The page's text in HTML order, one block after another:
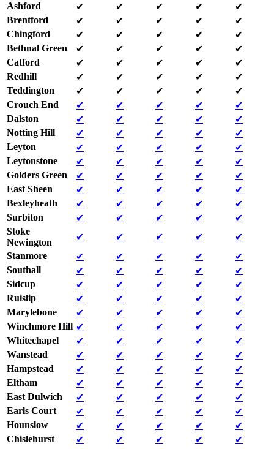
Ashford
✔ ✔ ✔ ✔
✔
Brentford
✔ ✔ ✔ ✔
✔
Chingford
✔ ✔ ✔ ✔
✔
Bethnal Green
✔ ✔ ✔ ✔
✔
Catford
✔ ✔ ✔ ✔
✔
Redhill
✔ ✔ ✔ ✔
✔
Teddington
✔ ✔ ✔ ✔
✔
Crouch End
✔ ✔ ✔ ✔
✔
Dalston
✔ ✔ ✔ ✔
✔
Notting Hill
✔ ✔ ✔ ✔
✔
Leyton
✔ ✔ ✔ ✔
✔
Leytonstone
✔ ✔ ✔ ✔
✔
Golders Green
✔ ✔ ✔ ✔
✔
East Sheen
✔ ✔ ✔ ✔
✔
Bexleyheath
✔ ✔ ✔ ✔
✔
Surbiton
✔ ✔ ✔ ✔
✔
Stoke
Newington
✔ ✔ ✔ ✔
✔
Stanmore
✔ ✔ ✔ ✔
✔
Southall
✔ ✔ ✔ ✔
✔
Sidcup
✔ ✔ ✔ ✔
✔
Ruislip
✔ ✔ ✔ ✔
✔
Marylebone
✔ ✔ ✔ ✔
✔
Winchmore Hill ✔ ✔ ✔ ✔
✔
Whitechapel
✔ ✔ ✔ ✔
✔
Wanstead
✔ ✔ ✔ ✔
✔
Hampstead
✔ ✔ ✔ ✔
✔
Eltham
✔ ✔ ✔ ✔
✔
East Dulwich
✔ ✔ ✔ ✔
✔
Earls Court
✔ ✔ ✔ ✔
✔
Hounslow
✔ ✔ ✔ ✔
✔
Chislehurst
✔ ✔ ✔ ✔
✔